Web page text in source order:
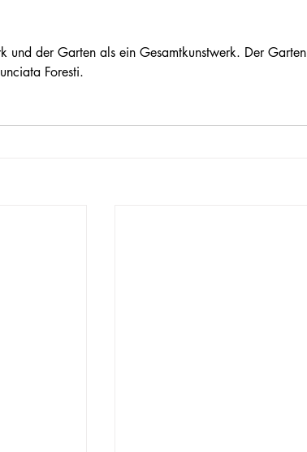
und der Garten als ein Gesamtkunstwerk. Der